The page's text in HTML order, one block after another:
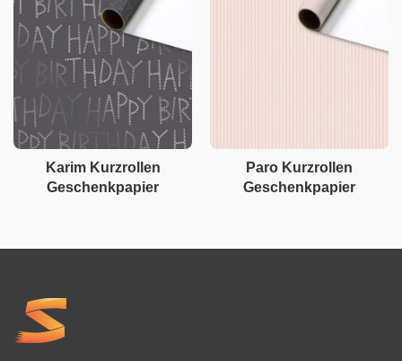
Karim Kurzrollen
Geschenkpapier
Paro Kurzrollen
Geschenkpapier